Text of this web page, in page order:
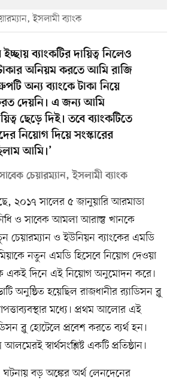
ইসলামী ব্যাংক
ইচ্ছায় ব্যাংকটির দায়িত্ব নিলেও
অনিয়ম করতে আমি রাজি
অন্য ব্যাংকে টাকা নিয়ে
দেয়নি। এ জন্য আমি
ছেড়ে দিই। তবে ব্যাংকটিতে
নিয়োগ দিয়ে সংস্কারের
আমি।’
চেয়ারম্যান, ইসলামী ব্যাংক
২০১৭ সালের ৫ জানুয়ারি আরমাডা
ও সাবেক আমলা আরাস্তু খানকে
চেয়ারম্যান ও ইউনিয়ন ব্যাংকের এমডি
নতুন এমডি হিসেবে নিয়োগ দেওয়া
একই দিনে এই নিয়োগ অনুমোদন করে।
অনুষ্ঠিত হয়েছিল রাজধানীর র‍্যাডিসন ব্লু
মধ্যে। প্রথম আলোর এই
ব্লু হোটেলে প্রবেশ করতে ব্যর্থ হন।
স্বার্থসংশ্লিষ্ট একটি প্রতিষ্ঠান।
বড় অঙ্কের অর্থ লেনদেনের